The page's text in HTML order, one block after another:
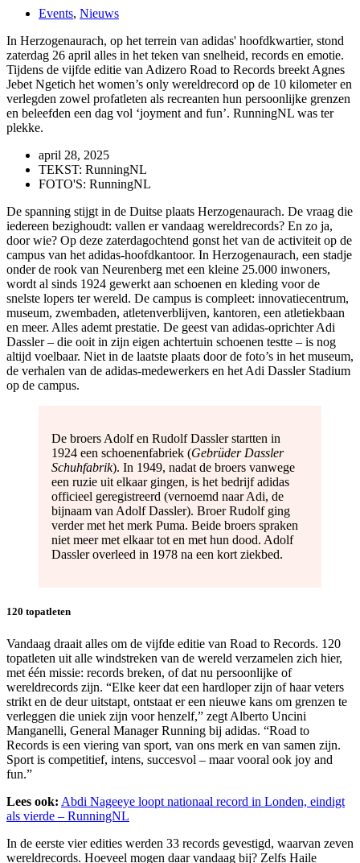
Events, Nieuws
In Herzogenaurach, op het terrein van adidas' hoofdkwartier, stond
zaterdag 26 april alles in het teken van snelheid, records en emotie.
Tijdens de vijfde editie van Adizero Road to Records breekt Agnes
Jebet Ngetich het women’s only wereldrecord op de 10 kilometer en
verlegden zowel profatleten als recreanten hun persoonlijke grenzen
en beleefden een dag vol ‘joyment and fun’. RunningNL was ter
plekke.
april 28, 2025
TEKST: RunningNL
FOTO'S: RunningNL
De spanning stijgt in de Duitse plaats Herzogenaurach. De vraag die
iedereen bezighoudt: vallen er vandaag wereldrecords? En zo ja,
door wie? Op deze zaterdagochtend gonst het van de activiteit op de
campus van het adidas-hoofdkantoor. In Herzogenaurach, een stadje
onder de rook van Neurenberg met een kleine 25.000 inwoners,
wordt al sinds 1924 gewerkt aan schoenen en kleding voor de
snelste lopers ter wereld. De campus is compleet: innovatiecentrum,
museum, zwembaden, atletenverblijven, kantoren, een atletiekbaan
en meer. Alles ademt prestatie. De geest van adidas-oprichter Adi
Dassler – die ooit in zijn eigen achtertuin schoenen testte – is nog
altijd voelbaar. Niet in de laatste plaats door de foto’s in het museum,
de verhalen van de adidas-medewerkers en het Adi Dassler Stadium
op de campus.
De broers Adolf en Rudolf Dassler startten in
1924 een schoenenfabriek (Gebrüder Dassler
Schuhfabrik). In 1949, nadat de broers vanwege
een ruzie uit elkaar gingen, is het bedrijf adidas
officieel geregistreerd (vernoemd naar Adi, de
bijnaam van Adolf Dassler). Broer Rudolf ging
verder met het merk Puma. Beide broers spraken
niet meer met elkaar tot en met hun dood. Adolf
Dassler overleed in 1978 na een kort ziekbed.
120 topatleten
Vandaag draait alles om de vijfde editie van Road to Records. 120
topatleten uit alle windstreken van de wereld verzamelen zich hier,
met één missie: records breken, of dat nu persoonlijke of
wereldrecords zijn. “Elke keer dat een hardloper zijn of haar veters
strikt en de deur uitstapt, ontstaat er een nieuwe kans om grenzen te
verleggen die uniek zijn voor henzelf,” zegt Alberto Uncini
Manganelli, General Manager Running bij adidas. “Road to
Records is een viering van sport, van ons merk en van samen zijn.
Sport is competitief, intens, succesvol – maar vooral ook joy and
fun.”
Lees ook: Abdi Nageeye loopt nationaal record in Londen, eindigt
als vierde – RunningNL
In de eerste vier edities werden 33 records gevestigd, waarvan zeven
wereldrecords. Hoeveel mogen daar vandaag bij? Zelfs Haile